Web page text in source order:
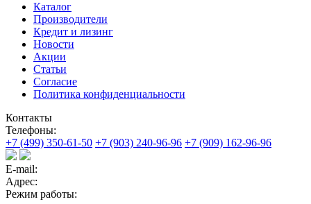
Каталог
Производители
Кредит и лизинг
Новости
Акции
Статьи
Согласие
Политика конфиденциальности
Контакты
Телефоны:
+7 (499) 350-61-50 +7 (903) 240-96-96 +7 (909) 162-96-96
E-mail:
Адрес:
Режим работы: